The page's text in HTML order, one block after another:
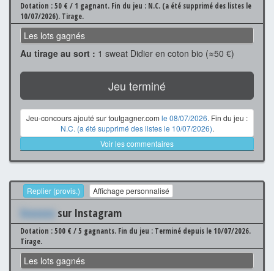
Dotation : 50 € / 1 gagnant. Fin du jeu : N.C. (a été supprimé des listes le
10/07/2026). Tirage.
Les lots gagnés
Au tirage au sort : 1 sweat Didier en coton bio (≈50 €)
Jeu terminé
Jeu-concours ajouté sur toutgagner.com le 08/07/2026. Fin du jeu :
N.C. (a été supprimé des listes le 10/07/2026).
Voir les commentaires
Replier (provis.) Affichage personnalisé
Xxxxxxx sur Instagram
Dotation : 500 € / 5 gagnants. Fin du jeu : Terminé depuis le 10/07/2026.
Tirage.
Les lots gagnés